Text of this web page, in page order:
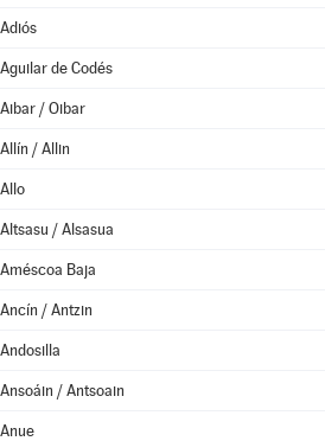
Adiós
Aguilar de Codés
Aibar / Oibar
Allín / Allin
Allo
Altsasu / Alsasua
Améscoa Baja
Ancín / Antzin
Andosilla
Ansoáin / Antsoain
Anue